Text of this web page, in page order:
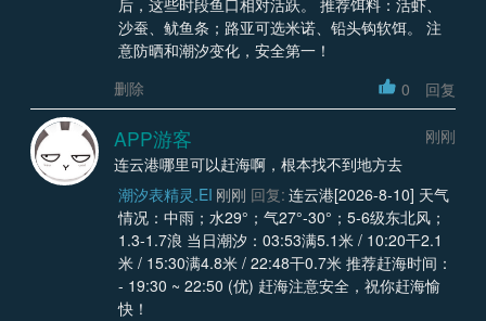
沙蚕、鱿鱼条；路亚可选米诺、铅头钩软饵。 注
意防晒和潮汐变化，安全第一！
删除
0 回复
APP游客
刚刚
连云港哪里可以赶海啊，根本找不到地方去
潮汐表精灵.EI 刚刚 回复: 连云港[2026-8-10] 天气
情况：中雨；水29°；气27°-30°；5-6级东北风；
1.3-1.7浪 当日潮汐：03:53满5.1米 / 10:20干2.1
米 / 15:30满4.8米 / 22:48干0.7米 推荐赶海时间：
- 19:30 ~ 22:50 (优) 赶海注意安全，祝你赶海愉
快！